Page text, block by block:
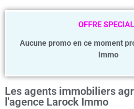
OFFRE
Aucune promo en ce moment
Immo
Les agents immobiliers
l'agence Larock Immo